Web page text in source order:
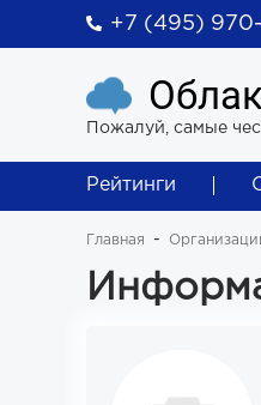
+7 (495)
Пожалуй, самые
Рейтинги
Главная